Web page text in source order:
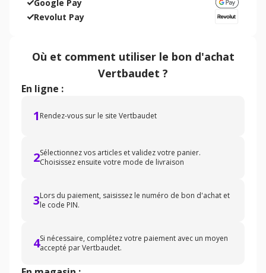
Google Pay
Revolut Pay
Où et comment utiliser le bon d'achat
Vertbaudet ?
En ligne :
1 Rendez-vous sur le site Vertbaudet
2Sélectionnez vos articles et validez votre panier.
Choisissez ensuite votre mode de livraison
3Lors du paiement, saisissez le numéro de bon d'achat et
le code PIN.
4Si nécessaire, complétez votre paiement avec un moyen
accepté par Vertbaudet.